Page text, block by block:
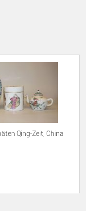
Qing-Zeit, China